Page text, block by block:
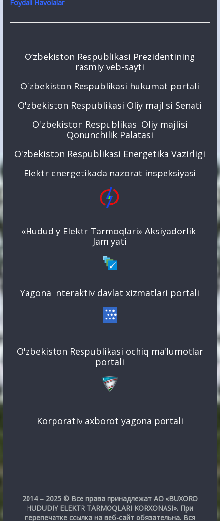
Foydali Havolalar
O‘zbekiston Respublikasi Prezidentining
rasmiy veb-sayti
O`zbekiston Respublikasi hukumat portali
O'zbekiston Respublikasi Oliy majlisi Senati
O'zbekiston Respublikasi Oliy majlisi
Qonunchilik Palatasi
O'zbekiston Respublikasi Energetika Vazirligi
Elektr energetikada nazorat inspeksiyasi
«Hududiy Elektr Tarmoqlari» Aksiyadorlik
Jamiyati
Yagona interaktiv davlat xizmatlari portali
O'zbekiston Respublikasi ochiq ma'lumotlar
portali
Korporativ axborot yagona portali
2014 – 2025 © Все права принадлежат АО «BUXORO
HUDUDIY ELEKTR TARMOQLARI KORXONASI». При
перепечатке ссылка на веб-сайт обязательна. Вся